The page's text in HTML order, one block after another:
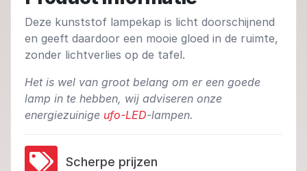
Deze kunststof lampekap is licht doorschijnend
en geeft daardoor een mooie gloed in de ruimte,
zonder lichtverlies op de tafel.
Het is wel van groot belang om er een goede
lamp in te hebben, wij adviseren onze
energiezuinige ufo-LED-lampen.
Scherpe prijzen